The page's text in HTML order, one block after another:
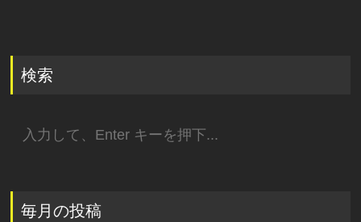
検索
索:
毎月の投稿